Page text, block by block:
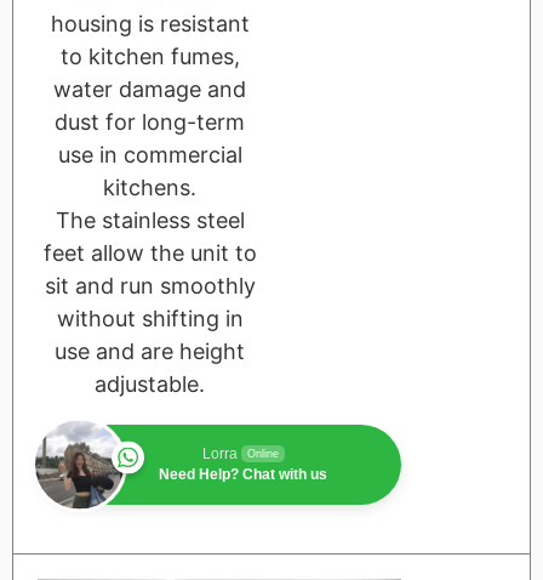
housing is resistant
to kitchen fumes,
water damage and
dust for long-term
use in commercial
kitchens.
The stainless steel
feet allow the unit to
sit and run smoothly
without shifting in
use and are height
adjustable.
Lorra Online
Need Help? Chat with us